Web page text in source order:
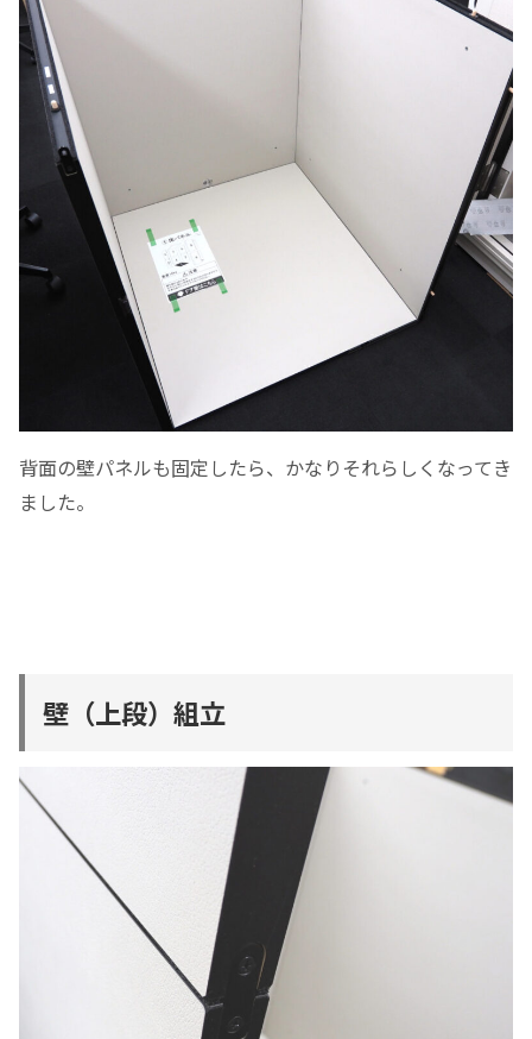
背面の壁パネルも固定したら、かなりそれらしくなってき
ました。
壁（上段）組立